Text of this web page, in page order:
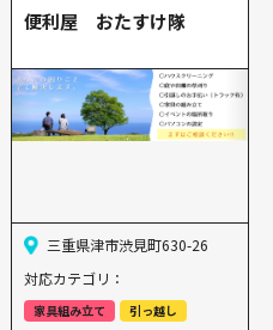
便利屋 おたすけ隊
三重県津市渋見町630-26
対応カテゴリ：
家具組み立て
引っ越し